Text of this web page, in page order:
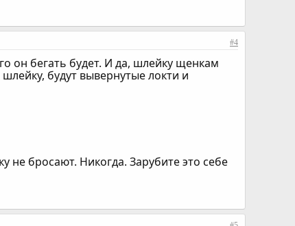
#4
он бегать будет. И да, шлейку щенкам
будут вывернутые локти и
не бросают. Никогда. Зарубите это себе